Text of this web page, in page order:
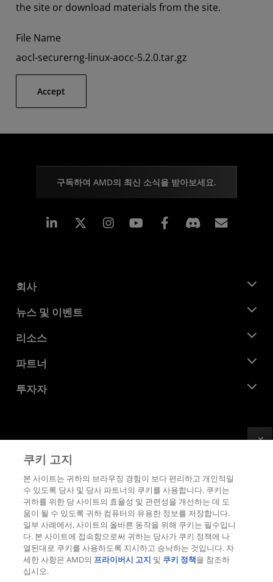
the site or download materials from the site.
File Name
aocl-securerng-linux-aocc-5.2.0.tar.gz
Accept
구독하여 AMD의 최신 소식을 받아보세요.
Linkedin Instagram Facebook
회사
AMD 소개
기업의 사회적 책임
채용
문의하기
뉴스 및 이벤트
뉴스룸
미디어 라이브러리
리소스
개발자 센트럴
사례 연구
파트너
AMD 파트너 허브
투자자
이사위원회
거버넌스 문서
SEC 신고서
상표
공급망 투명성
공정 및 공개 경쟁
영국 세금 전략
쿠키 정책
쿠키 설정
쿠키 고지
본 사이트는 귀하의 브라우징 경험이 보다 편리하고 개인적일
수 있도록 당사 및 당사 파트너의 쿠키를 사용합니다. 쿠키는
귀하를 위한 당 사이트의 효율성 및 관련성을 개선하는 데 도
움이 될 수 있도록 귀하 컴퓨터의 유용한 정보를 저장합니다.
일부 사례에서, 사이트의 올바른 동작을 위해 쿠키는 필수입니
다. 본 사이트에 접속함으로써 귀하는 당사가 쿠키 정책에 나
열된대로 쿠키를 사용하도록 지시하고 승낙하는 것입니다. 자
세한 사항은 AMD의 프라이버시 고지 및 쿠키 정책을 참조하
십시오.